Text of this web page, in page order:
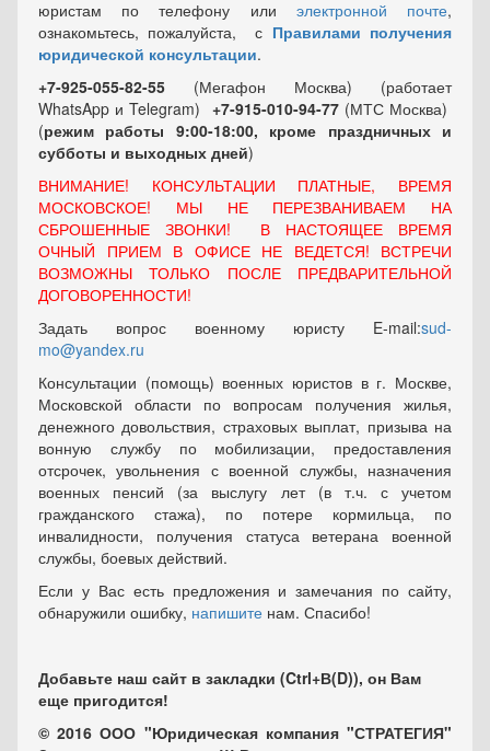
юристам по телефону или электронной почте,
ознакомьтесь, пожалуйста, с Правилами получения
юридической консультации.
+7-925-055-82-55 (Мегафон Москва) (работает
WhatsApp и Telegram) +7-915-010-94-77 (МТС Москва)
(режим работы 9:00-18:00, кроме праздничных и
субботы и выходных дней)
ВНИМАНИЕ! КОНСУЛЬТАЦИИ ПЛАТНЫЕ, ВРЕМЯ
МОСКОВСКОЕ! МЫ НЕ ПЕРЕЗВАНИВАЕМ НА
СБРОШЕННЫЕ ЗВОНКИ! В НАСТОЯЩЕЕ ВРЕМЯ
ОЧНЫЙ ПРИЕМ В ОФИСЕ НЕ ВЕДЕТСЯ! ВСТРЕЧИ
ВОЗМОЖНЫ ТОЛЬКО ПОСЛЕ ПРЕДВАРИТЕЛЬНОЙ
ДОГОВОРЕННОСТИ!
Задать вопрос военному юристу E-mail:sud-
mo@yandex.ru
Консультации (помощь) военных юристов в г. Москве,
Московской области по вопросам получения жилья,
денежного довольствия, страховых выплат, призыва на
вонную службу по мобилизации, предоставления
отсрочек, увольнения с военной службы, назначения
военных пенсий (за выслугу лет (в т.ч. с учетом
гражданского стажа), по потере кормильца, по
инвалидности, получения статуса ветерана военной
службы, боевых действий.
Если у Вас есть предложения и замечания по сайту,
обнаружили ошибку, напишите нам. Спасибо!
Добавьте наш сайт в закладки (Ctrl+В(D)), он Вам
еще пригодится!
© 2016 ООО "Юридическая компания "СТРАТЕГИЯ"